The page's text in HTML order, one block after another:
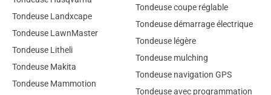
Tondeuse Landxcape
Tondeuse LawnMaster
Tondeuse Litheli
Tondeuse Makita
Tondeuse Mammotion
Tondeuse coupe réglable
Tondeuse démarrage électrique
Tondeuse légère
Tondeuse mulching
Tondeuse navigation GPS
Tondeuse avec programmation